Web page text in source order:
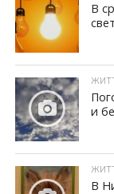
В
и
В